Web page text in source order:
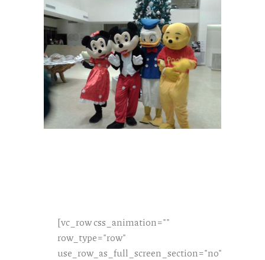
[vc_row css_animation=""
row_type="row"
use_row_as_full_screen_section="no"